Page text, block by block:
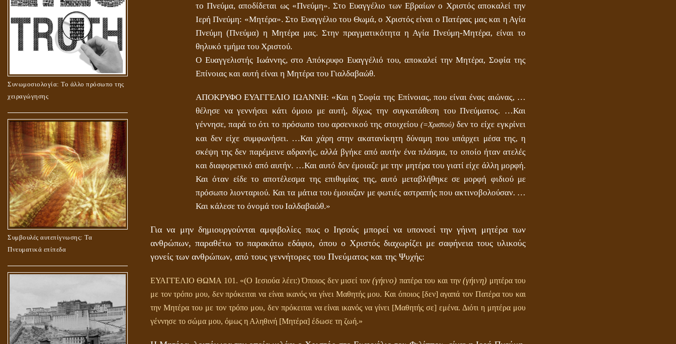
Συνωμοσιολογία: Το άλλο πρόσωπο της
χειραγώγησης
Συμβουλές αυτεπίγνωσης: Τα
Πνευματικά επίπεδα
το Πνεύμα, αποδίδεται ως «Πνεύμη». Στο Ευαγγέλιο των Εβραίων ο Χριστός αποκαλεί την
Ιερή Πνεύμη: «Μητέρα». Στο Ευαγγέλιο του Θωμά, ο Χριστός είναι ο Πατέρας μας και η Αγία
Πνεύμη (Πνεύμα) η Μητέρα μας. Στην πραγματικότητα η Αγία Πνεύμη-Μητέρα, είναι το
θηλυκό τμήμα του Χριστού.
Ο Ευαγγελιστής Ιωάννης, στο Απόκρυφο Ευαγγέλιό του, αποκαλεί την Μητέρα, Σοφία της
Επίνοιας και αυτή είναι η Μητέρα του Γιαλδαβαώθ.
ΑΠΟΚΡΥΦΟ ΕΥΑΓΓΕΛΙΟ ΙΩΑΝΝΗ: «Και η Σοφία της Επίνοιας, που είναι ένας αιώνας, …
θέλησε να γεννήσει κάτι όμοιο με αυτή, δίχως την συγκατάθεση του Πνεύματος. …Και
γέννησε, παρά το ότι το πρόσωπο του αρσενικού της στοιχείου (=Χριστού)δεν το είχε εγκρίνει
και δεν είχε συμφωνήσει. …Και χάρη στην ακατανίκητη δύναμη που υπάρχει μέσα της, η
σκέψη της δεν παρέμεινε αδρανής, αλλά βγήκε από αυτήν ένα πλάσμα, το οποίο ήταν ατελές
και διαφορετικό από αυτήν. …Και αυτό δεν έμοιαζε με την μητέρα του γιατί είχε άλλη μορφή.
Και όταν είδε το αποτέλεσμα της επιθυμίας της, αυτό μεταβλήθηκε σε μορφή φιδιού με
πρόσωπο λιονταριού. Και τα μάτια του έμοιαζαν με φωτιές αστραπής που ακτινοβολούσαν. …
Και κάλεσε το όνομά του Ιαλδαβαώθ.»
Για να μην δημιουργούνται αμφιβολίες πως ο Ιησούς μπορεί να υπονοεί την γήινη μητέρα των
ανθρώπων, παραθέτω το παρακάτω εδάφιο, όπου ο Χριστός διαχωρίζει με σαφήνεια τους υλικούς
γονείς των ανθρώπων, από τους γεννήτορες του Πνεύματος και της Ψυχής:
ΕΥΑΓΓΕΛΙΟ ΘΩΜΑ 101. «(Ο Ιεσιούα λέει:) Όποιος δεν μισεί τον(γήινο) πατέρα του και την(γήινη) μητέρα του
με τον τρόπο μου, δεν πρόκειται να είναι ικανός να γίνει Μαθητής μου. Και όποιος [δεν] αγαπά τον Πατέρα του και
την Μητέρα του με τον τρόπο μου, δεν πρόκειται να είναι ικανός να γίνει [Μαθητής σε] εμένα. Διότι η μητέρα μου
γέννησε το σώμα μου, όμως η Αληθινή [Μητέρα] έδωσε τη ζωή.»